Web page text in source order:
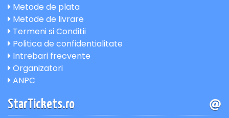
Metode de plata
Metode de livrare
Termeni si Conditii
Politica de confidentialitate
Intrebari frecvente
Organizatori
ANPC
StarTickets.ro